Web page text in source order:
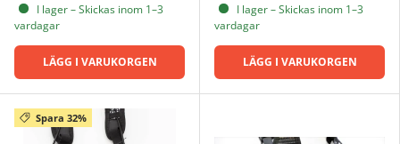
I lager – Skickas inom 1–3
vardagar
LÄGG I VARUKORGEN
I lager – Skickas inom 1–3
vardagar
LÄGG I VARUKORGEN
Spara 32%